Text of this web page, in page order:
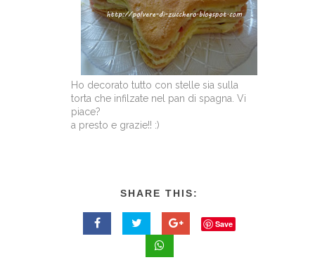
Ho decorato tutto con stelle sia sulla
torta che infilzate nel pan di spagna. Vi
piace?
a presto e grazie!! :)
SHARE THIS:
Save